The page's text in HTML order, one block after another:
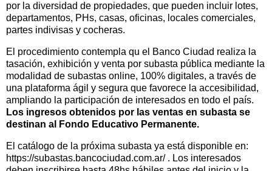
por la diversidad de propiedades, que pueden incluir lotes,
departamentos, PHs, casas, oficinas, locales comerciales,
partes indivisas y cocheras.
El procedimiento contempla qu el Banco Ciudad realiza la
tasación, exhibición y venta por subasta pública mediante la
modalidad de subastas online, 100% digitales, a través de
una plataforma ágil y segura que favorece la accesibilidad,
ampliando la participación de interesados en todo el país.
Los ingresos obtenidos por las ventas en subasta se
destinan al Fondo Educativo Permanente.
El catálogo de la próxima subasta ya está disponible en:
https://subastas.bancociudad.com.ar/ . Los interesados